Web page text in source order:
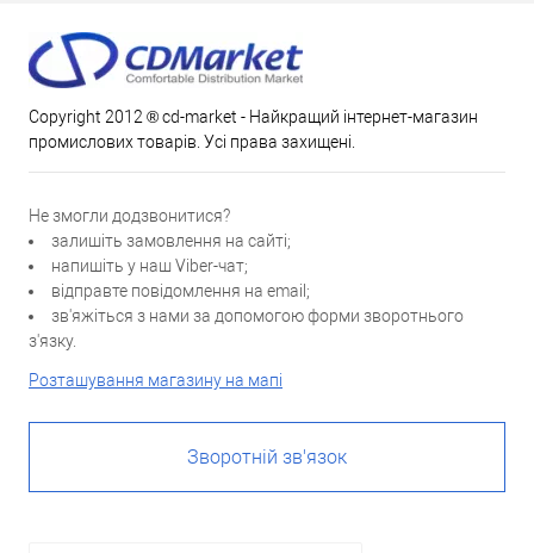
Copyright 2012 ® cd-market - Найкращий інтернет-магазин
промислових товарів. Усі права захищені.
Не змогли додзвонитися?
залишіть замовлення на сайті;
напишіть у наш Viber-чат;
відправте повідомлення на email;
зв'яжіться з нами за допомогою форми зворотнього
з'язку.
Розташування магазину на мапі
Зворотній зв'язок